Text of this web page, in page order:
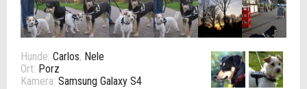
Hunde: Carlos, Nele
Ort: Porz
Kamera: Samsung Galaxy S4